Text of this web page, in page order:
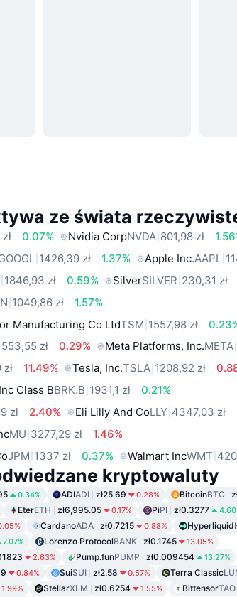
ze świata
0.07% Nvidia CorpNVDA 801,98 zł
1426,39 zł 1.37% Apple Inc.AAPL
1846,93 zł 0.59% SilverSILVER 230,31 zł
1049,86 zł
1.57%
Manufacturing Co LtdTSM 1557,98 zł
zł 0.29% Meta Platforms, Inc.META
11.49% Tesla, Inc.TSLA 1208,92 zł
Class BBRK.B 1931,1 zł
0.21%
zł 2.40% Eli Lilly And CoLLY 4347,03 zł
MU 3277,29 zł
1.46%
JPM 1337 zł 0.37% Walmart IncWMT
kryptowaluty
0.34% ADIADI zł25.69 0.28% BitcoinBTC
EterETH zł6,995.05 0.17% PiPI zł0.3277
CardanoADA zł0.7215 0.88% Hyperliquid
7.07% Lorenzo ProtocolBANK zł0.1745 13.05%
2.63% Pump.funPUMP zł0.009454 13.27%
0.84% SuiSUI zł2.58 0.57% Terra Classic
1.99% StellarXLM zł0.6254 1.55% BittensorTAO